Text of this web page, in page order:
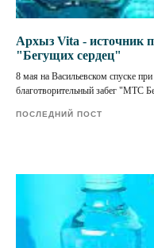
Архыз Vita - источник
"Бегущих сердец"
8 мая на Васильевском спуске
благотворительный забег "МТС
ПОСЛЕДНИЙ ПОСТ